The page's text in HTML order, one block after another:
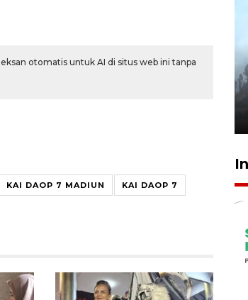
otomatis untuk AI di situs web ini tanpa
KAI DAOP 7 MADIUN KAI DAOP 7
BPBD Jatim kerahkan "Drone